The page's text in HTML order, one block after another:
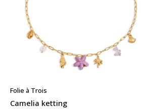
Folie à Trois
Camelia ketting